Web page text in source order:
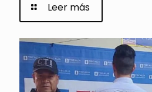
Leer más